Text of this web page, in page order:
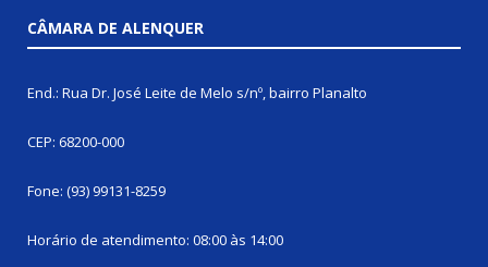
CÂMARA DE ALENQUER
End.: Rua Dr. José Leite de Melo s/nº, bairro Planalto
CEP: 68200-000
Fone: (93) 99131-8259
Horário de atendimento: 08:00 às 14:00